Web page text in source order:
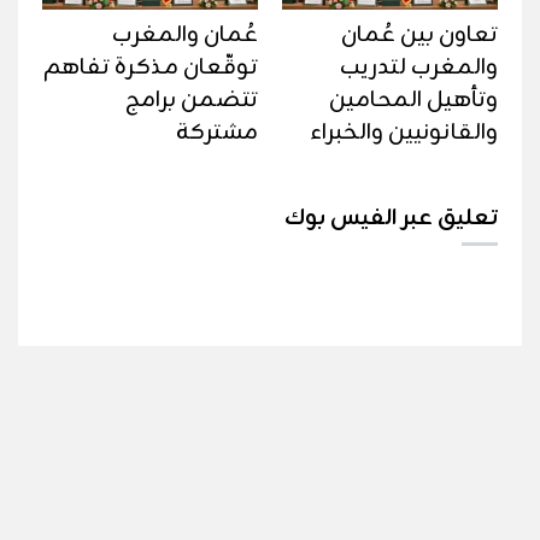
تعاون بين عُمان
والمغرب لتدريب
وتأهيل المحامين
والقانونيين والخبراء
عُمان والمغرب
توقّعان مذكرة تفاهم
تتضمن برامج
مشتركة
تعليق عبر الفيس بوك